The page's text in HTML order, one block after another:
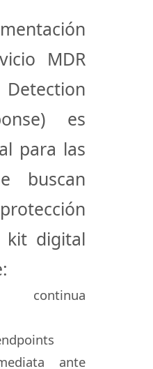
MDR
es
para las
buscan
kit digital
continua
ante